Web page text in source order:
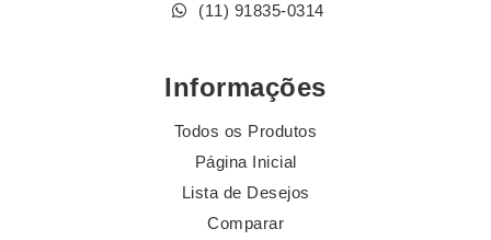
(11) 91835-0314
Informações
Todos os Produtos
Página Inicial
Lista de Desejos
Comparar